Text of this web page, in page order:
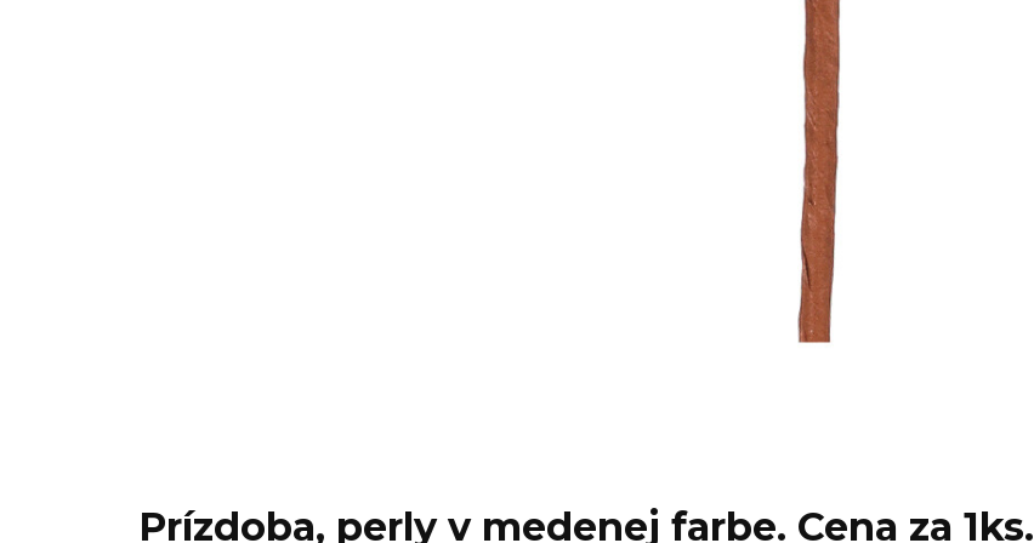
Prízdoba, perly v medenej farbe. Cena za 1ks.